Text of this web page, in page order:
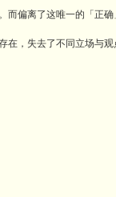
而偏离了这唯一的「正
在，失去了不同立场与